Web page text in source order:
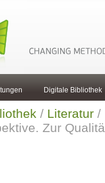
Digitale Bibliothek
/ Literatur /
Zur